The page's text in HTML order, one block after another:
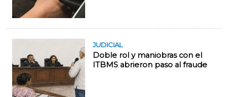
JUDICIAL
Doble rol y maniobras con el
ITBMS abrieron paso al fraude